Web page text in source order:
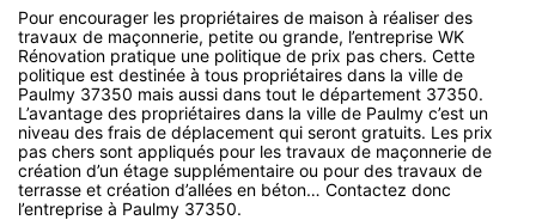
Pour encourager les propriétaires de maison à réaliser des
travaux de maçonnerie, petite ou grande, l’entreprise WK
Rénovation pratique une politique de prix pas chers. Cette
politique est destinée à tous propriétaires dans la ville de
Paulmy 37350 mais aussi dans tout le département 37350.
L’avantage des propriétaires dans la ville de Paulmy c’est un
niveau des frais de déplacement qui seront gratuits. Les prix
pas chers sont appliqués pour les travaux de maçonnerie de
création d’un étage supplémentaire ou pour des travaux de
terrasse et création d’allées en béton… Contactez donc
l’entreprise à Paulmy 37350.